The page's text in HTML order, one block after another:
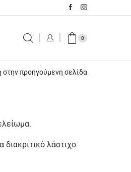
0
στην προηγούμενη σελίδα
διακριτικό λάστιχο